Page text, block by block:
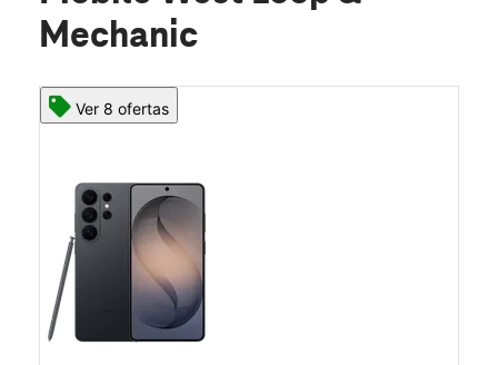
Mechanic
Ver 8 ofertas